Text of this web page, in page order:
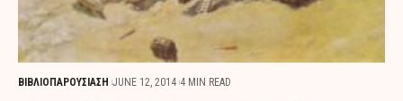
ΒΙΒΛΙΟΠΑΡΟΥΣΙΑΣΗ JUNE 12, 2014 4 MIN READ